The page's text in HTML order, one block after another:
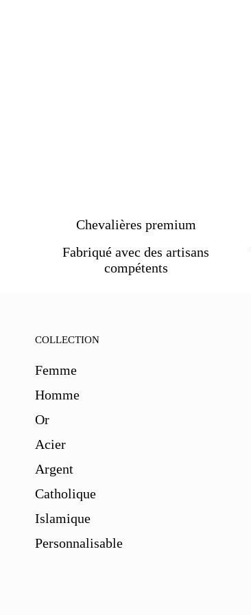
Chevalières premium
Fabriqué avec des artisans
compétents
COLLECTION
Femme
Homme
Or
Acier
Argent
Catholique
Islamique
Personnalisable